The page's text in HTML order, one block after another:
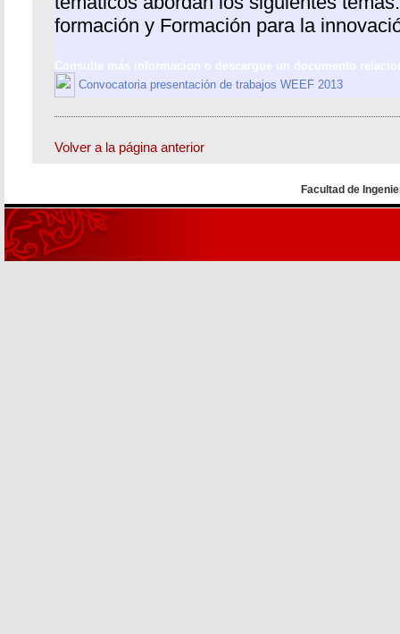
formación y Formación para la
Convocatoria presentación de trabajos WEEF 2013
Volver a la página anterior
Facultad de